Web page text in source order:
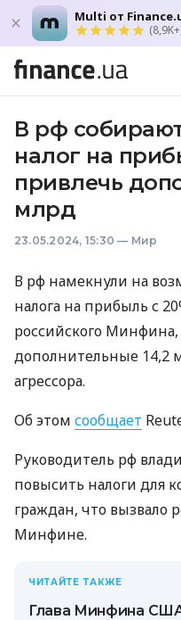
Multi от
В рф
налог на
привлечь
млрд
23.05.2024, 15:30 — Мир
В рф намекнули на
налога на прибыль с
российского
дополнительные 14,2
агрессора.
Об этом сообщает
Руководитель рф
повысить налоги для
граждан, что вызвало
Минфине.
ЧИТАЙТЕ ТАКЖЕ
Глава Минфина